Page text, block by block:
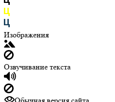
Изображения
Озвучивание текста